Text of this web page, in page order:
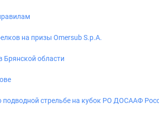
на призы Omersub S.p.A.
Брянской области
подводной стрельбе на кубок РО ДОСААФ